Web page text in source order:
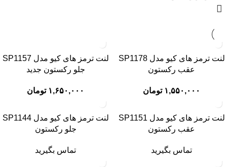
لنت ترمز های کیو مدل SP1178
عقب رکستون
۱,۵۵۰,۰۰۰ تومان
لنت ترمز های کیو مدل SP1157
جلو رکستون جدید
۱,۶۵۰,۰۰۰ تومان
لنت ترمز های کیو مدل SP1151
عقب رکستون
تماس بگیرید
لنت ترمز های کیو مدل SP1144
جلو رکستون
تماس بگیرید